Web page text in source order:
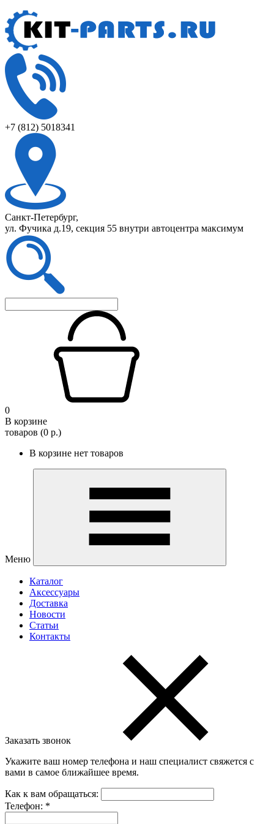
+7 (812) 5018341
Санкт-Петербург,
ул. Фучика д.19, секция 55 внутри автоцентра максимум
0
В корзине
товаров (0 р.)
В корзине нет товаров
Меню
Каталог
Аксессуары
Доставка
Новости
Статьи
Контакты
Заказать звонок
Укажите ваш номер телефона и наш специалист свяжется с
вами в самое ближайшее время.
Как к вам обращаться:
Телефон: *